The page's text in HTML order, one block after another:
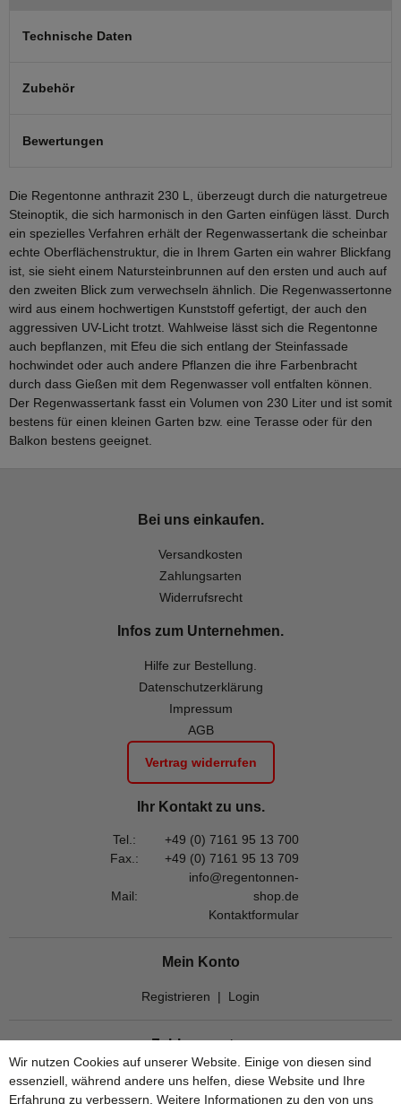
Technische Daten
Zubehör
Bewertungen
Die Regentonne anthrazit 230 L, überzeugt durch die naturgetreue
Steinoptik, die sich harmonisch in den Garten einfügen lässt. Durch
ein spezielles Verfahren erhält der Regenwassertank die scheinbar
echte Oberflächenstruktur, die in Ihrem Garten ein wahrer Blickfang
ist, sie sieht einem Natursteinbrunnen auf den ersten und auch auf
den zweiten Blick zum verwechseln ähnlich. Die Regenwassertonne
wird aus einem hochwertigen Kunststoff gefertigt, der auch den
aggressiven UV-Licht trotzt. Wahlweise lässt sich die Regentonne
auch bepflanzen, mit Efeu die sich entlang der Steinfassade
hochwindet oder auch andere Pflanzen die ihre Farbenbracht
durch dass Gießen mit dem Regenwasser voll entfalten können.
Der Regenwassertank fasst ein Volumen von 230 Liter und ist somit
bestens für einen kleinen Garten bzw. eine Terasse oder für den
Balkon bestens geeignet.
Bei uns einkaufen.
Versandkosten
Zahlungsarten
Widerrufsrecht
Infos zum Unternehmen.
Hilfe zur Bestellung.
Datenschutzerklärung
Impressum
AGB
Vertrag widerrufen
Ihr Kontakt zu uns.
Tel.:
+49 (0) 7161 95 13 700
Fax.:
+49 (0) 7161 95 13 709
Mail:
info@regentonnen-
shop.de
Kontaktformular
Mein Konto
Registrieren | Login
Zahlungsarten
Wir nutzen Cookies auf unserer Website. Einige von diesen sind
essenziell, während andere uns helfen, diese Website und Ihre
Erfahrung zu verbessern. Weitere Informationen zu den von uns